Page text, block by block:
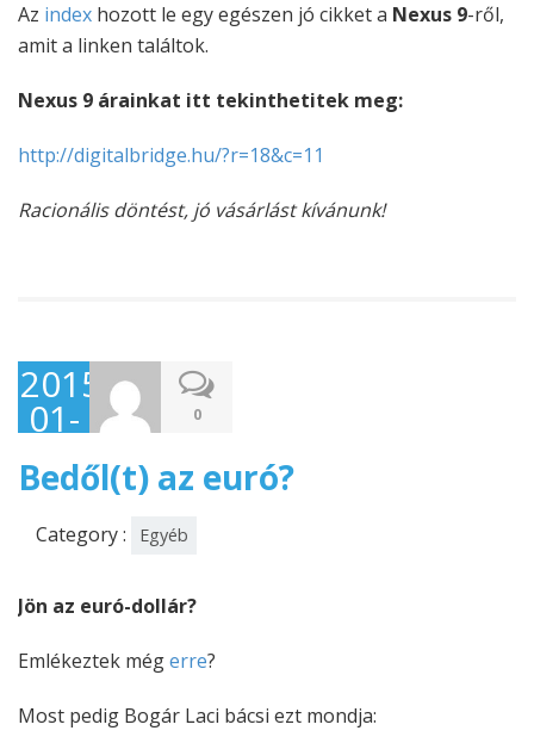
Az index hozott le egy egészen jó cikket a Nexus 9-ről,
amit a linken találtok.
Nexus 9 árainkat itt tekinthetitek meg:
http://digitalbridge.hu/?r=18&c=11
Racionális döntést, jó vásárlást kívánunk!
2015-
01-
18
0
Bedől(t) az euró?
Category : Egyéb
Jön az euró-dollár?
Emlékeztek mégerre?
Most pedig Bogár Laci bácsi ezt mondja: